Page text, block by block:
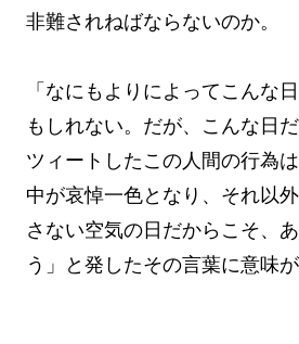
非難されねばならないのか。
「なにもよりによってこんな
もしれない。だが、こんな日
ツィートしたこの人間の行為
中が哀悼一色となり、それ以
さない空気の日だからこそ、
う」と発したその言葉に意味が